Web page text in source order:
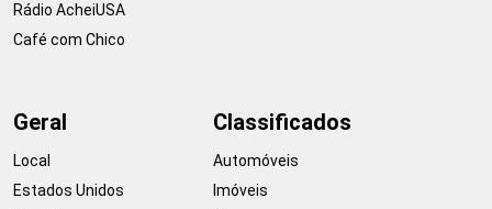
Rádio AcheiUSA
Café com Chico
Geral
Local
Estados Unidos
Classificados
Automóveis
Imóveis